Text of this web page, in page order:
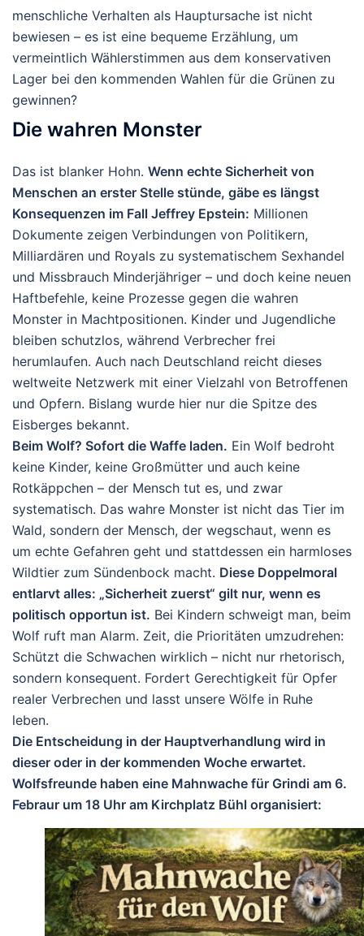
menschliche Verhalten als Hauptursache ist nicht
bewiesen – es ist eine bequeme Erzählung, um
vermeintlich Wählerstimmen aus dem konservativen
Lager bei den kommenden Wahlen für die Grünen zu
gewinnen?
Die wahren Monster
Das ist blanker Hohn. Wenn echte Sicherheit von
Menschen an erster Stelle stünde, gäbe es längst
Konsequenzen im Fall Jeffrey Epstein: Millionen
Dokumente zeigen Verbindungen von Politikern,
Milliardären und Royals zu systematischem Sexhandel
und Missbrauch Minderjähriger – und doch keine neuen
Haftbefehle, keine Prozesse gegen die wahren
Monster in Machtpositionen. Kinder und Jugendliche
bleiben schutzlos, während Verbrecher frei
herumlaufen. Auch nach Deutschland reicht dieses
weltweite Netzwerk mit einer Vielzahl von Betroffenen
und Opfern. Bislang wurde hier nur die Spitze des
Eisberges bekannt.
Beim Wolf? Sofort die Waffe laden. Ein Wolf bedroht
keine Kinder, keine Großmütter und auch keine
Rotkäppchen – der Mensch tut es, und zwar
systematisch. Das wahre Monster ist nicht das Tier im
Wald, sondern der Mensch, der wegschaut, wenn es
um echte Gefahren geht und stattdessen ein harmloses
Wildtier zum Sündenbock macht. Diese Doppelmoral
entlarvt alles: „Sicherheit zuerst“ gilt nur, wenn es
politisch opportun ist. Bei Kindern schweigt man, beim
Wolf ruft man Alarm. Zeit, die Prioritäten umzudrehen:
Schützt die Schwachen wirklich – nicht nur rhetorisch,
sondern konsequent. Fordert Gerechtigkeit für Opfer
realer Verbrechen und lasst unsere Wölfe in Ruhe
leben.
Die Entscheidung in der Hauptverhandlung wird in
dieser oder in der kommenden Woche erwartet.
Wolfsfreunde haben eine Mahnwache für Grindi am 6.
Febraur um 18 Uhr am Kirchplatz Bühl organisiert: